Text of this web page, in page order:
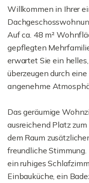
Willkommen in Ihrer
Auf ca. 48 m²
gepflegten
erwartet Sie ein
überzeugen durch
angenehme
Das geräumige
ausreichend Platz
dem Raum
freundliche
ein ruhiges
Einbauküche, ein